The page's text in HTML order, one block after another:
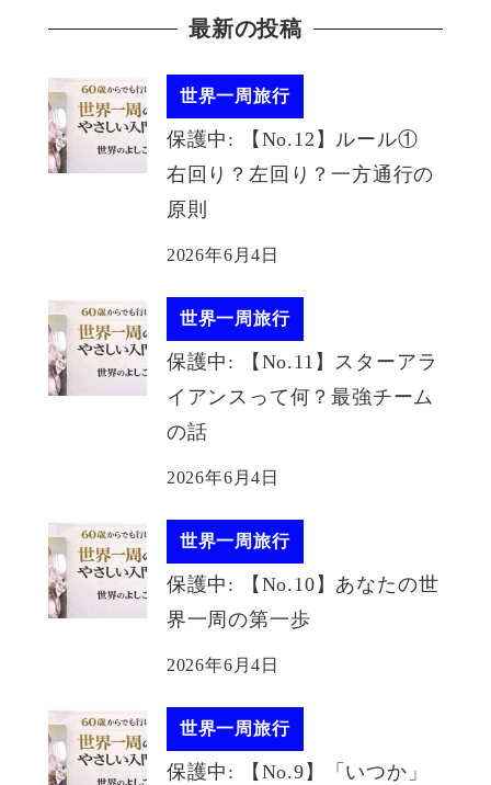
最新の投稿
世界一周旅行
保護中: 【No.12】ルール①
右回り？左回り？一方通行の
原則
2026年6月4日
世界一周旅行
保護中: 【No.11】スターアラ
イアンスって何？最強チーム
の話
2026年6月4日
世界一周旅行
保護中: 【No.10】あなたの世
界一周の第一歩
2026年6月4日
世界一周旅行
保護中: 【No.9】「いつか」